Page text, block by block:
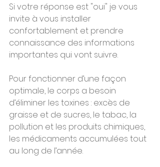
Si votre réponse est "oui" je vous
invite à vous installer
confortablement et prendre
connaissance des informations
importantes qui vont suivre.
Pour fonctionner d’une façon
optimale, le corps a besoin
d’éliminer les toxines : excès de
graisse et de sucres, le tabac, la
pollution et les produits chimiques,
les médicaments accumulées tout
au long de l’année.